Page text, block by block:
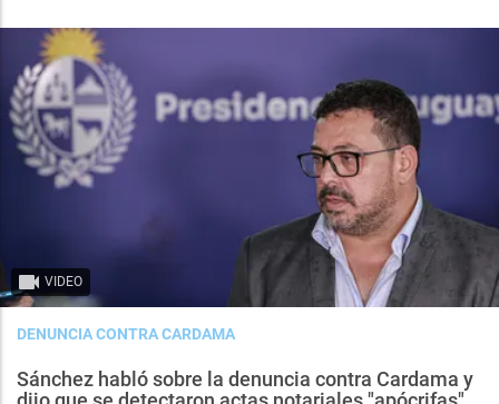
VIDEO
DENUNCIA CONTRA CARDAMA
Sánchez habló sobre la denuncia contra Cardama y